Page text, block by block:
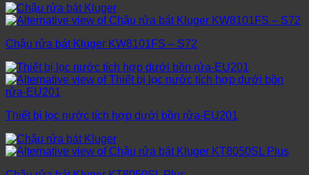
Chậu rửa bát Kluger KW8101FS – S72
Thiết bị lọc nước tích hợp dưới bồn rửa-EU201